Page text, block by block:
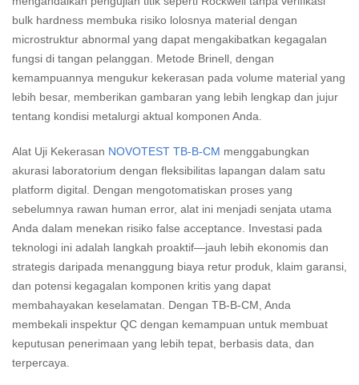
bulk hardness membuka risiko lolosnya material dengan
microstruktur abnormal yang dapat mengakibatkan kegagalan
fungsi di tangan pelanggan. Metode Brinell, dengan
kemampuannya mengukur kekerasan pada volume material yang
lebih besar, memberikan gambaran yang lebih lengkap dan jujur
tentang kondisi metalurgi aktual komponen Anda.
Alat Uji Kekerasan NOVOTEST TB-B-CM menggabungkan
akurasi laboratorium dengan fleksibilitas lapangan dalam satu
platform digital. Dengan mengotomatiskan proses yang
sebelumnya rawan human error, alat ini menjadi senjata utama
Anda dalam menekan risiko false acceptance. Investasi pada
teknologi ini adalah langkah proaktif—jauh lebih ekonomis dan
strategis daripada menanggung biaya retur produk, klaim garansi,
dan potensi kegagalan komponen kritis yang dapat
membahayakan keselamatan. Dengan TB-B-CM, Anda
membekali inspektur QC dengan kemampuan untuk membuat
keputusan penerimaan yang lebih tepat, berbasis data, dan
terpercaya.